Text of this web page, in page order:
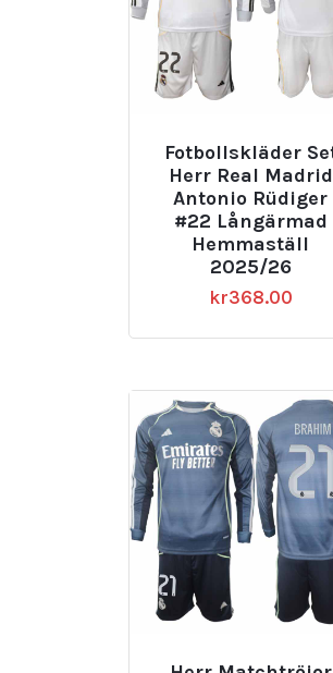
Fotbollskläder
Herr Real Madrid
Antonio Rüdiger
#22 Långärmad
Hemmaställ
2025/26
kr368.00